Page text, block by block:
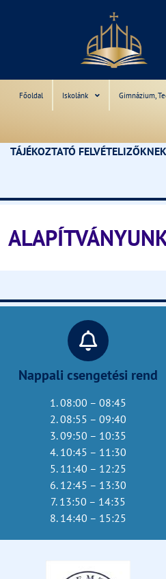
Főoldal Iskolánk Gimnázium,
TÁJÉKOZTATÓ FELVÉTELIZŐKNEK
Nappali csengetési rend
1. 08:00 – 08:45
2. 08:55 – 09:40
3. 09:50 – 10:35
4. 10:45 – 11:30
5. 11:40 – 12:25
6. 12:45 – 13:30
7. 13:50 – 14:35
8. 14:40 – 15:25